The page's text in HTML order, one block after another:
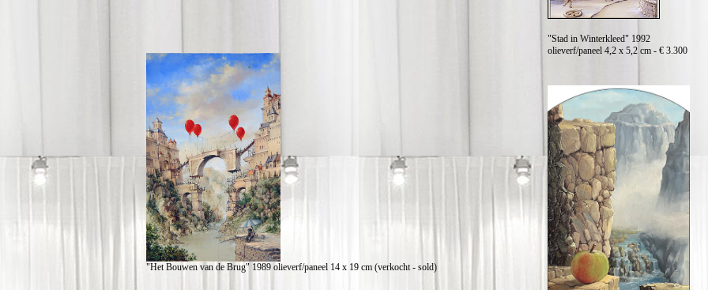
"Het Bouwen van de Brug" 1989 olieverf/paneel 14 x 19 cm (verkocht - sold)
"Stad in Winterkleed" 1992
olieverf/paneel 4,2 x 5,2 cm - € 3.300